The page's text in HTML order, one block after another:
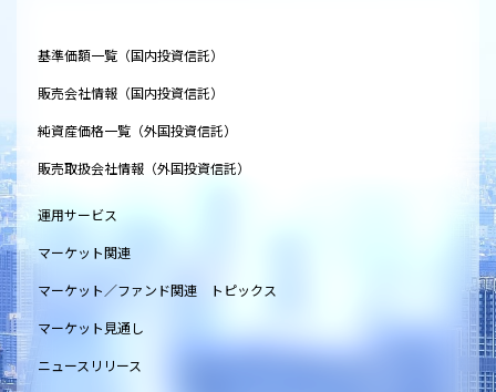
基準価額一覧（国内投資信託）
販売会社情報（国内投資信託）
純資産価格一覧（外国投資信託）
販売取扱会社情報（外国投資信託）
運用サービス
マーケット関連
マーケット／ファンド関連 トピックス
マーケット見通し
ニュースリリース